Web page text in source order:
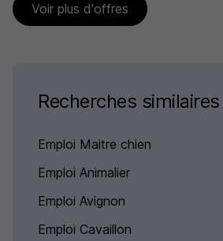
Voir plus d'offres
Recherches similaires
Emploi Maitre chien
Emploi Animalier
Emploi Avignon
Emploi Cavaillon